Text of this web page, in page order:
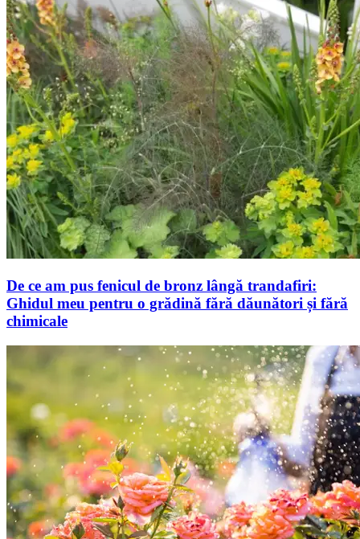
De ce am pus fenicul de bronz lângă trandafiri:
Ghidul meu pentru o grădină fără dăunători și fără
chimicale